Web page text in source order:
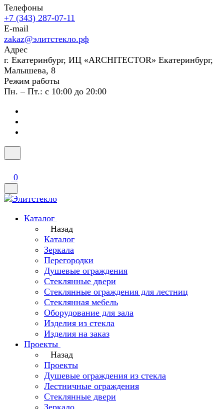
Телефоны
+7 (343) 287-07-11
E-mail
zakaz@элитстекло.рф
Адрес
г. Екатеринбург, ИЦ «ARCHITECTOR» Екатеринбург,
Малышева, 8
Режим работы
Пн. – Пт.: с 10:00 до 20:00
0
Каталог
Назад
Каталог
Зеркала
Перегородки
Душевые ограждения
Стеклянные двери
Стеклянные ограждения для лестниц
Стеклянная мебель
Оборудование для зала
Изделия из стекла
Изделия на заказ
Проекты
Назад
Проекты
Душевые ограждения из стекла
Лестничные ограждения
Стеклянные двери
Зеркало